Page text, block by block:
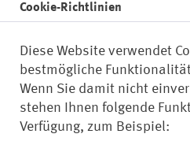
Cookie-Richtlinien
Diese Website verwendet
bestmögliche
Wenn Sie damit nicht
stehen Ihnen folgende
Verfügung, zum Beispiel: